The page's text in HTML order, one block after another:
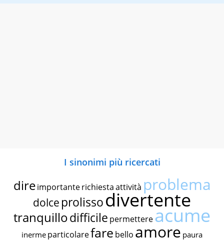
I sinonimi più ricercati
dire importante richiestaattività problema
dolce prolissodivertente
tranquillodifficile permettereacume
inerme particolarefare bello amore paura